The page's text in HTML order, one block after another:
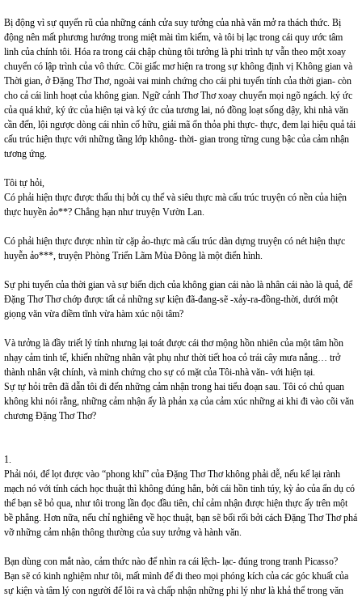
Bị động vì sự quyến rũ của những cánh cửa suy tưởng của nhà văn mở ra thách thức. Bị
động nên mất phương hướng trong miệt mài tìm kiếm, và tôi bị lạc trong cái quy ước tâm
linh của chính tôi. Hóa ra trong cái chập chùng tôi tưởng là phi trình tự vẫn theo một xoay
chuyển có lập trình của vô thức. Cõi giấc mơ hiện ra trong sự không định vị Không gian và
Thời gian, ở Đặng Thơ Thơ, ngoài vai minh chứng cho cái phi tuyến tính của thời gian- còn
cho cả cái linh hoạt của không gian. Ngữ cảnh Thơ Thơ xoay chuyển mọi ngõ ngách. ký ức
của quá khứ, ký ức của hiện tại và ký ức của tương lai, nó đồng loạt sống dậy, khi nhà văn
cần đến, lội ngược dòng cái nhìn cố hữu, giải mã ổn thỏa phi thực- thực, đem lại hiệu quả tái
cấu trúc hiện thực với những tầng lớp không- thời- gian trong từng cung bậc của cảm nhận
tương ứng.
Tôi tự hỏi,
Có phải hiện thực được thấu thị bởi cụ thể và siêu thực mà cấu trúc truyện có nền của hiện
thực huyền ảo**? Chẳng hạn như truyện Vườn Lan.
Có phải hiện thực được nhìn từ cặp ảo-thực mà cấu trúc dàn dựng truyện có nét hiện thực
huyễn ảo***, truyện Phòng Triển Lãm Mùa Đông là một điển hình.
Sự phi tuyến của thời gian và sự biến dịch của không gian cái nào là nhân cái nào là quả, để
Đặng Thơ Thơ chớp được tất cả những sự kiện đã-đang-sẽ -xảy-ra-đồng-thời, dưới một
giọng văn vừa điềm tĩnh vừa hàm xúc nội tâm?
Và tưởng là đầy triết lý tính nhưng lại toát được cái thơ mộng hồn nhiên của một tâm hồn
nhạy cảm tinh tế, khiến những nhân vật phụ như thời tiết hoa cỏ trái cây mưa nắng… trở
thành nhân vật chính, và minh chứng cho sự có mặt của Tôi-nhà văn- với hiện tại.
Sự tự hỏi trên đã dẫn tôi đi đến những cảm nhận trong hai tiểu đoạn sau. Tôi có chủ quan
không khi nói rằng, những cảm nhận ấy là phản xạ của cảm xúc những ai khi đi vào cõi văn
chương Đặng Thơ Thơ?
1.
Phải nói, để lọt được vào “phong khí” của Đặng Thơ Thơ không phải dễ, nếu kể lại rành
mạch nó với tính cách học thuật thì không đúng hẳn, bởi cái hồn tinh túy, kỳ ảo của ẩn dụ có
thể bạn sẽ bỏ qua, như tôi trong lần đọc đầu tiên, chỉ cảm nhận được hiện thực ấy trên một
bề phẳng. Hơn nữa, nếu chỉ nghiêng về học thuật, bạn sẽ bối rối bởi cách Đặng Thơ Thơ phá
vỡ những cảm nhận thông thường của suy tưởng và hành văn.
Bạn dùng con mắt nào, cảm thức nào để nhìn ra cái lệch- lạc- đúng trong tranh Picasso?
Bạn sẽ có kinh nghiệm như tôi, mất mình để đi theo mọi phóng kích của các góc khuất của
sự kiện và tâm lý con người để lôi ra và chấp nhận những phi lý như là khả thể trong văn